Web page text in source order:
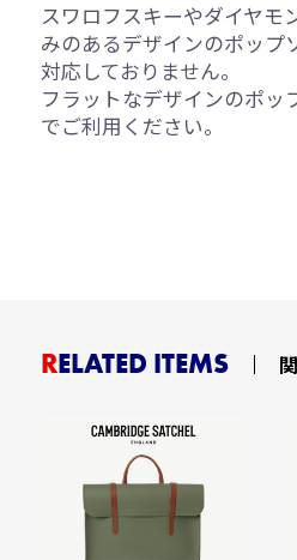
スワロフスキーやダイヤモ
みのあるデザインのポップ
対応しておりません。
フラットなデザインのポッ
でご利用ください。
RELATED ITEMS